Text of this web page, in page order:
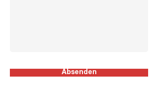
Absenden